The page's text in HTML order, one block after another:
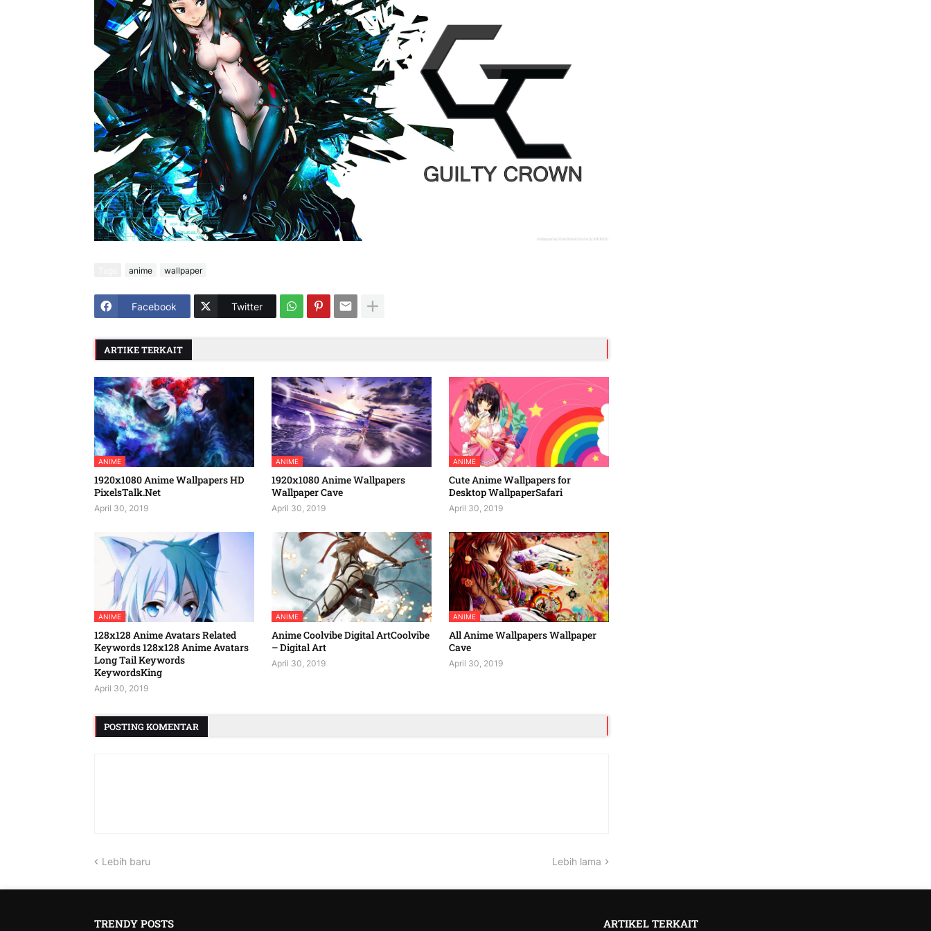
anime wallpaper
Facebook Twitter
ARTIKE TERKAIT
ANIME
1920x1080 Anime Wallpapers HD
PixelsTalk.Net
April 30, 2019
ANIME
1920x1080 Anime Wallpapers
Wallpaper Cave
April 30, 2019
ANIME
Cute Anime Wallpapers for
Desktop WallpaperSafari
April 30, 2019
ANIME
128x128 Anime Avatars Related
Keywords 128x128 Anime Avatars
Long Tail Keywords
KeywordsKing
April 30, 2019
ANIME
Anime Coolvibe Digital ArtCoolvibe
– Digital Art
April 30, 2019
ANIME
All Anime Wallpapers Wallpaper
Cave
April 30, 2019
POSTING KOMENTAR
Lebih baru Lebih lama
TRENDY POSTS ARTIKEL TERKAIT